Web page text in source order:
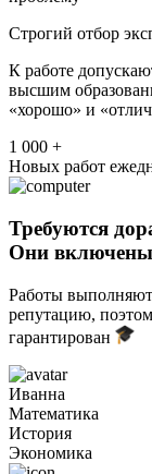
Строгий отбор
К работе
высшим
«хорошо» и
1 000 +
Новых работ
Требуются
Они включены
Работы
репутацию,
гарантирован
Иванна
Математика
История
Экономика